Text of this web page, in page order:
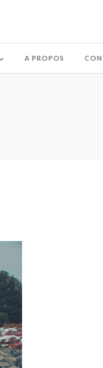
A PROPOS